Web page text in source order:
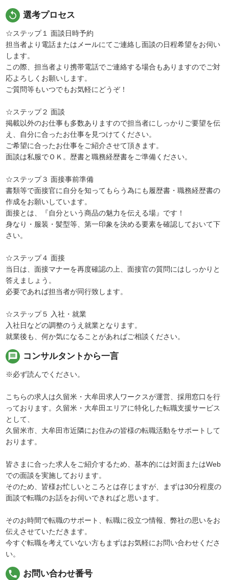
replay 選考プロセス
☆ステップ１ 面談日時予約
担当者より電話またはメールにてご連絡し面談の日程希望をお伺い
します。
この際、担当者より携帯電話でご連絡する場合もありますのでご対
応よろしくお願いします。
ご質問等もいつでもお気軽にどうぞ！
☆ステップ２ 面談
掲載以外のお仕事も多数ありますので担当者にしっかりご要望を伝
え、自分に合ったお仕事を見つけてください。
ご希望に合ったお仕事をご紹介させて頂きます。
面談は私服でＯＫ。歴書と職務経歴書をご準備ください。
☆ステップ３ 面接事前準備
書類等で面接官に自分を知ってもらう為にも履歴書・職務経歴書の
作成をお願いしています。
面接とは、『自分という商品の魅力を伝える場』です！
身なり・服装・髪型等、第一印象を決める要素を確認しておいて下
さい。
☆ステップ４ 面接
当日は、面接マナーを再度確認の上、面接官の質問にはしっかりと
答えましょう。
必要であれば担当者が同行致します。
☆ステップ５ 入社・就業
入社日などの調整のうえ就業となります。
就業後も、何か気になることがあればご相談ください。
message コンサルタントから一言
※必ず読んでください。
こちらの求人は久留米・大牟田求人ワークスが運営、採用窓口を行
っております。久留米・大牟田エリアに特化した転職支援サービス
として、
久留米市、大牟田市近隣にお住みの皆様の転職活動をサポートして
おります。
皆さまに合った求人をご紹介するため、基本的には対面またはWeb
での面談を実施しております。
そのため、皆様お忙しいところとは存じますが、まずは30分程度の
面談で転職のお話をお伺いできればと思います。
そのお時間で転職のサポート、転職に役立つ情報、弊社の思いをお
伝えさせていただきます。
今すぐ転職を考えていない方もまずはお気軽にお問い合わせくださ
い。
local_phone お問い合わせ番号